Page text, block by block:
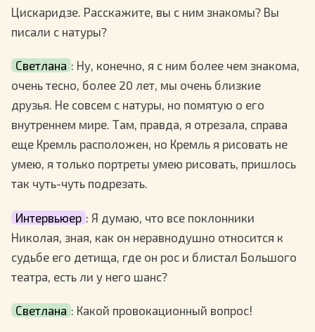
Цискаридзе. Расскажите, вы с ним знакомы? Вы
писали с натуры?
Светлана : Ну, конечно, я с ним более чем знакома,
очень тесно, более 20 лет, мы очень близкие
друзья. Не совсем с натуры, но помятую о его
внутреннем мире. Там, правда, я отрезала, справа
еще Кремль расположен, но Кремль я рисовать не
умею, я только портреты умею рисовать, пришлось
так чуть-чуть подрезать.
Интервьюер : Я думаю, что все поклонники
Николая, зная, как он неравнодушно относится к
судьбе его детища, где он рос и блистал Большого
театра, есть ли у него шанс?
Светлана : Какой провокационный вопрос!